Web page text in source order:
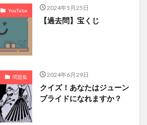
YouTube 2024年5月25日
【過去問】宝くじ
問題集 2024年6月29日
クイズ！あなたはジューン
ブライドになれますか？